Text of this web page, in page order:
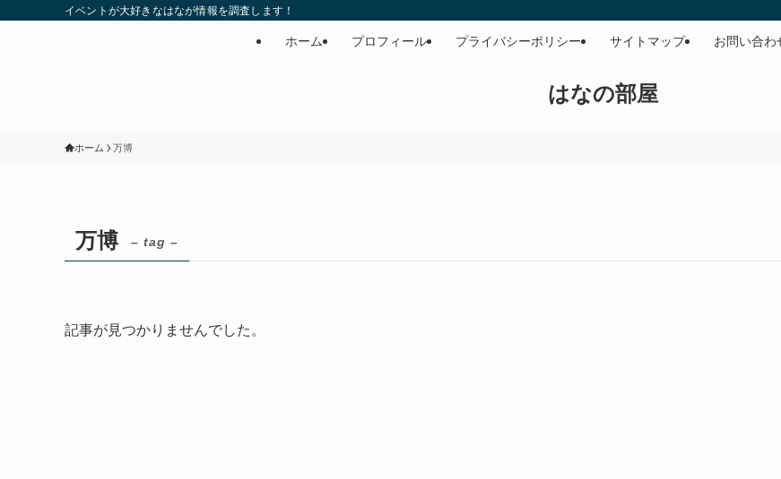
イベントが大好きなはなが情報を調査します！
はなの部屋
ホーム プロフィール プライバシーポリシー サイトマップ お問い合わ
ホーム 万博
万博 – tag –
記事が見つかりませんでした。